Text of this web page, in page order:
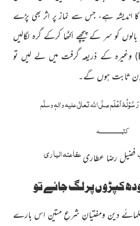
اندیشہ ہے، جس سے نماز پر اثر بھی پڑے
کو سر کے پیچھے اکٹھا کرکے گرہ لگالیں
) وغیرہ کے ذریعہ گرفت میں لے لیں تو
ثابت ہوں گے۔
اَعْلَمصلَّی اللہ تعالٰی علیہ واٰلہٖ وسلَّم
کتبــــــــــــــــــــــہ
فضیل رضا عطاریعفا عنہ الباری
کپڑوں پر لگ جائے تو
علمائے دین ومفتیانِ شرعِ متین اس بارے